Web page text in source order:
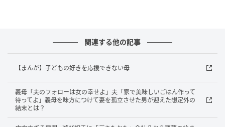
関連する他の記事
【まんが】子どもの好きを応援できない母
義母「夫のフォローは女の幸せよ」夫「家で美味しいごはん作って
待ってよ」義母を味方につけて妻を孤立させた男が迎えた想定外の
結末とは？